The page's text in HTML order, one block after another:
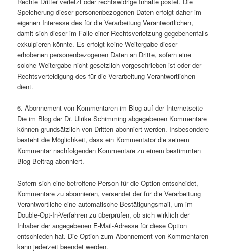
Speicherung dieser personenbezogenen Daten erfolgt daher im
eigenen Interesse des für die Verarbeitung Verantwortlichen,
damit sich dieser im Falle einer Rechtsverletzung gegebenenfalls
exkulpieren könnte. Es erfolgt keine Weitergabe dieser
erhobenen personenbezogenen Daten an Dritte, sofern eine
solche Weitergabe nicht gesetzlich vorgeschrieben ist oder der
Rechtsverteidigung des für die Verarbeitung Verantwortlichen
dient.
6. Abonnement von Kommentaren im Blog auf der Internetseite
Die im Blog der Dr. Ulrike Schimming abgegebenen Kommentare
können grundsätzlich von Dritten abonniert werden. Insbesondere
besteht die Möglichkeit, dass ein Kommentator die seinem
Kommentar nachfolgenden Kommentare zu einem bestimmten
Blog-Beitrag abonniert.
Sofern sich eine betroffene Person für die Option entscheidet,
Kommentare zu abonnieren, versendet der für die Verarbeitung
Verantwortliche eine automatische Bestätigungsmail, um im
Double-Opt-In-Verfahren zu überprüfen, ob sich wirklich der
Inhaber der angegebenen E-Mail-Adresse für diese Option
entschieden hat. Die Option zum Abonnement von Kommentaren
kann jederzeit beendet werden.